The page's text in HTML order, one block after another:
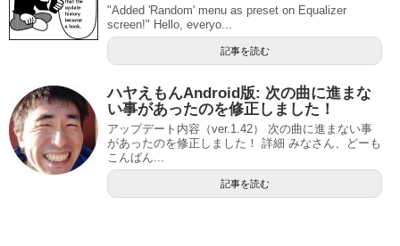
"Added 'Random' menu as preset on Equalizer
screen!" Hello, everyo...
記事を読む
ハヤえもんAndroid版: 次の曲に進まな
い事があったのを修正しました！
アップデート内容（ver.1.42） 次の曲に進まない事
があったのを修正しました！ 詳細 みなさん、どーも
こんばん...
記事を読む